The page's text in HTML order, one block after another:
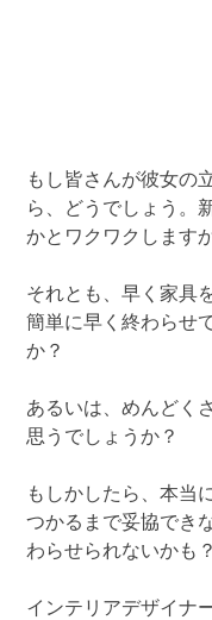
もし皆さんが彼女の
ら、どうでしょう。
かとワクワクします
それとも、早く家具
簡単に早く終わらせ
か？
あるいは、めんどく
思うでしょうか？
もしかしたら、本当
つかるまで妥協でき
わらせられないかも？
インテリアデザイナ